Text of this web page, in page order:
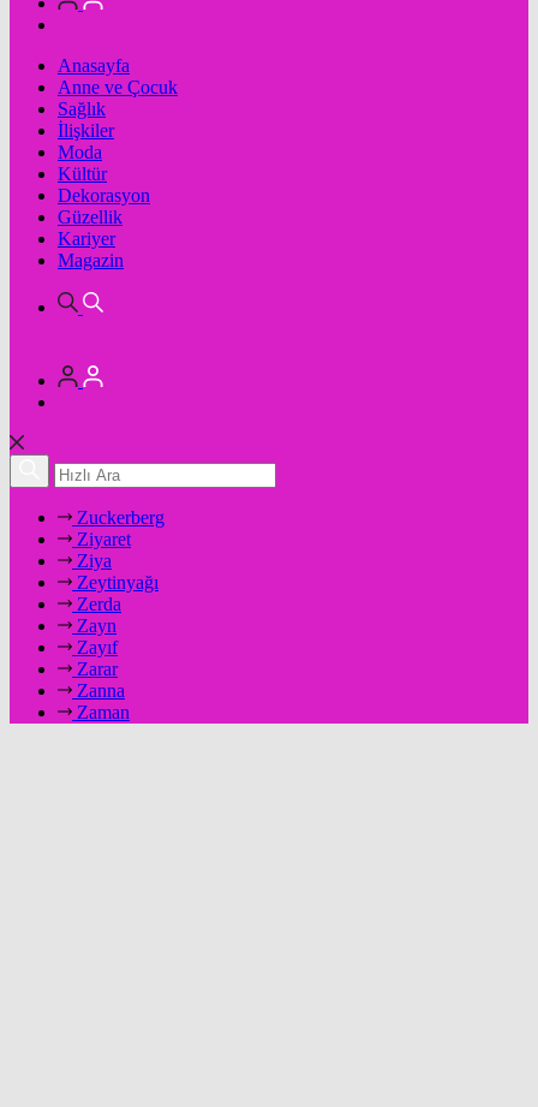
Anasayfa
Anne ve Çocuk
Sağlık
İlişkiler
Moda
Kültür
Dekorasyon
Güzellik
Kariyer
Magazin
Zuckerberg
Ziyaret
Ziya
Zeytinyağı
Zerda
Zayn
Zayıf
Zarar
Zanna
Zaman